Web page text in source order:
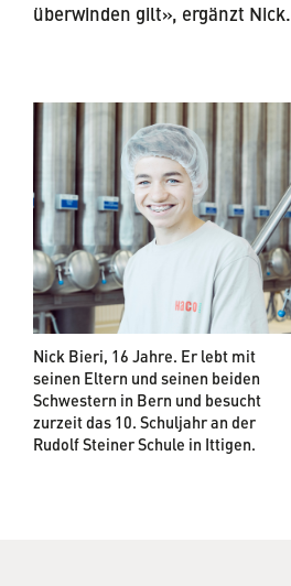
überwinden gilt», ergänzt Nick.
Nick Bieri, 16 Jahre. Er lebt mit
seinen Eltern und seinen beiden
Schwestern in Bern und besucht
zurzeit das 10. Schuljahr an der
Rudolf Steiner Schule in Ittigen.